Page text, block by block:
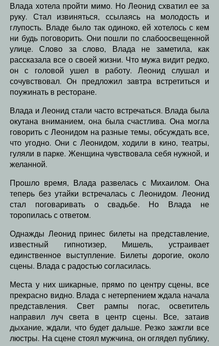
Влада хотела пройти мимо. Но Леонид схватил ее за
руку. Стал извиняться, ссылаясь на молодость и
глупость. Владе было так одиноко, ей хотелось с кем
ни будь поговорить. Они пошли по слабоосвещенной
улице. Слово за слово, Влада не заметила, как
рассказала все о своей жизни. Что мужа видит редко,
он с головой ушел в работу. Леонид слушал и
сочувствовал. Он предложил завтра встретиться и
поужинать в ресторане.
Влада и Леонид стали часто встречаться. Влада была
окутана вниманием, она была счастлива. Она могла
говорить с Леонидом на разные темы, обсуждать все,
что угодно. Они с Леонидом, ходили в кино, театры,
гуляли в парке. Женщина чувствовала себя нужной, и
желанной.
Прошло время, Влада развелась с Михаилом. Она
теперь без утайки встречалась с Леонидом. Леонид
стал поговаривать о свадьбе. Но Влада не
торопилась с ответом.
Однажды Леонид принес билеты на представление,
известный гипнотизер, Мишель, устраивает
единственное выступление. Билеты дорогие, около
сцены. Влада с радостью согласилась.
Места у них шикарные, прямо по центру сцены, все
прекрасно видно. Влада с нетерпением ждала начала
представления. Свет рампы погас, осветитель
направил луч света в центр сцены. Все, затаив
дыхание, ждали, что будет дальше. Резко зажгли все
люстры. На сцене стоял мужчина, он оглядел публику,